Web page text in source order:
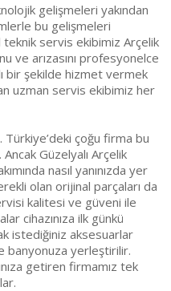
gelişmeleri yakından
bu gelişmeleri
servis ekibimiz Arçelik
ve arızasını profesyonelce
bir şekilde hizmet vermek
uzman servis ekibimiz her
Türkiye’deki çoğu firma bu
Güzelyalı Arçelik
nasıl yanınızda yer
olan orijinal parçaları da
kalitesi ve güveni ile
cihazınıza ilk günkü
istediğiniz aksesuarlar
banyonuza yerleştirilir.
getiren firmamız tek